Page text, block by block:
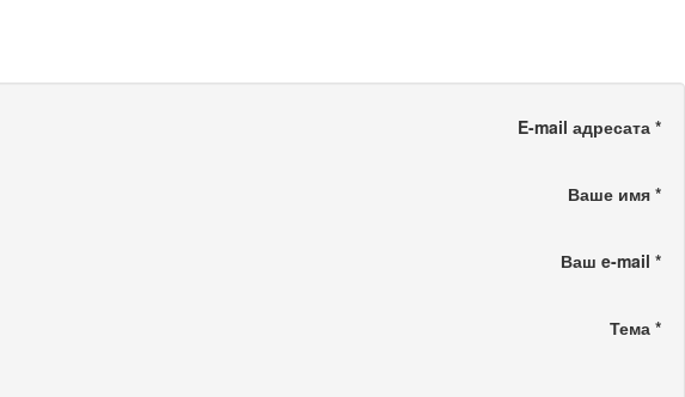
E-mail адресата *
Ваше имя *
Ваш e-mail *
Тема *